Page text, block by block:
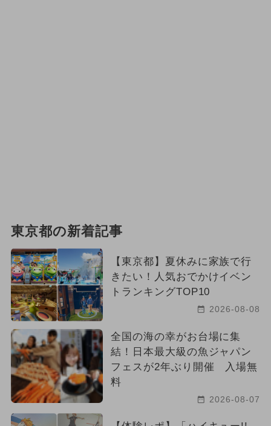
東京都の新着記事
【東京都】夏休みに家族で行
きたい！人気おでかけイベン
トランキングTOP10
2026-08-08
全国の海の幸がお台場に集
結！日本最大級の魚ジャパン
フェスが2年ぶり開催 入場無
料
2026-08-07